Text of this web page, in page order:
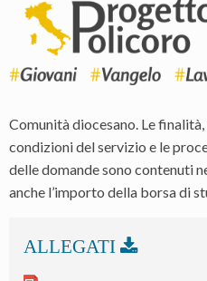
Comunità diocesano. Le
condizioni del servizio e le
delle domande sono contenuti
anche l’importo della borsa di